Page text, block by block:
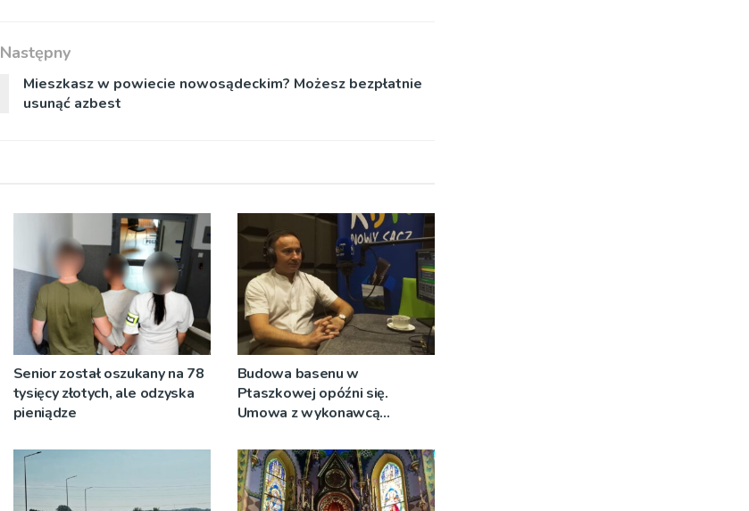
Następny
Mieszkasz w powiecie nowosądeckim? Możesz bezpłatnie
usunąć azbest
Senior został oszukany na 78
tysięcy złotych, ale odzyska
pieniądze
Budowa basenu w
Ptaszkowej opóźni się.
Umowa z wykonawcą
zostanie podpisana